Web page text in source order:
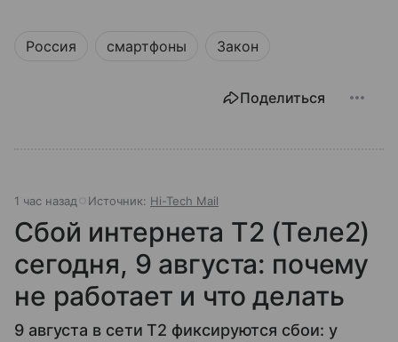
Россия смартфоны Закон
Поделиться
1 час назад Источник: Hi-Tech Mail
Сбой интернета T2 (Теле2)
сегодня, 9 августа: почему
не работает и что делать
9 августа в сети T2 фиксируются сбои: у